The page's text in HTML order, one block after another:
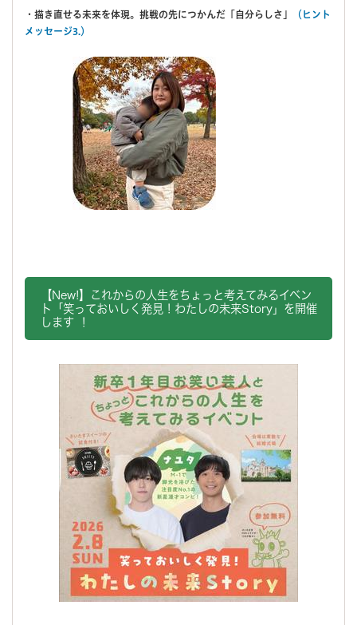
・描き直せる未来を体現。挑戦の先につかんだ「自分らしさ」
（ヒント
メッセージ3.）
【New!】これからの人生をちょっと考えてみるイベン
ト「笑っておいしく発見！わたしの未来Story」を開催
します ！